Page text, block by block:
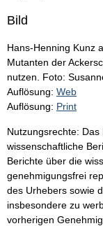
Bild
Hans-Henning Kunz
Mutanten der
nutzen. Foto:
Auflösung: Web
Auflösung: Print
Nutzungsrechte:
wissenschaftliche
Berichte über die
genehmigungsfrei
des Urhebers sowie
insbesondere zu
vorherigen